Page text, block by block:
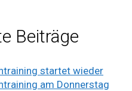
Beiträge
startet wieder
am Donnerstag